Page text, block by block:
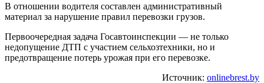
В отношении водителя составлен административный
материал за нарушение правил перевозки грузов.
Первоочередная задача Госавтоинспекции — не только
недопущение ДТП с участием сельхозтехники, но и
предотвращение потерь урожая при его перевозке.
Источник: onlinebrest.by